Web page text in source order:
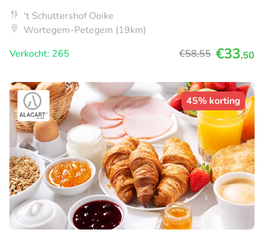
't Schuttershof Ooike
Wortegem-Petegem (19km)
Verkocht: 265
€58,55 €33,50
45% korting